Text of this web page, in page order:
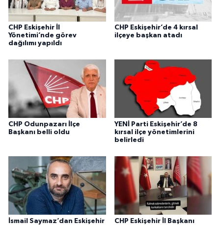
CHP Eskişehir İl
Yönetimi’nde görev
dağılımı yapıldı
CHP Eskişehir’de 4 kırsal
ilçeye başkan atadı
CHP Odunpazarı İlçe
Başkanı belli oldu
YENİ Parti Eskişehir’de 8
kırsal ilçe yönetimlerini
belirledi
İsmail Saymaz’dan Eskişehir
CHP Eskişehir İl Başkanı